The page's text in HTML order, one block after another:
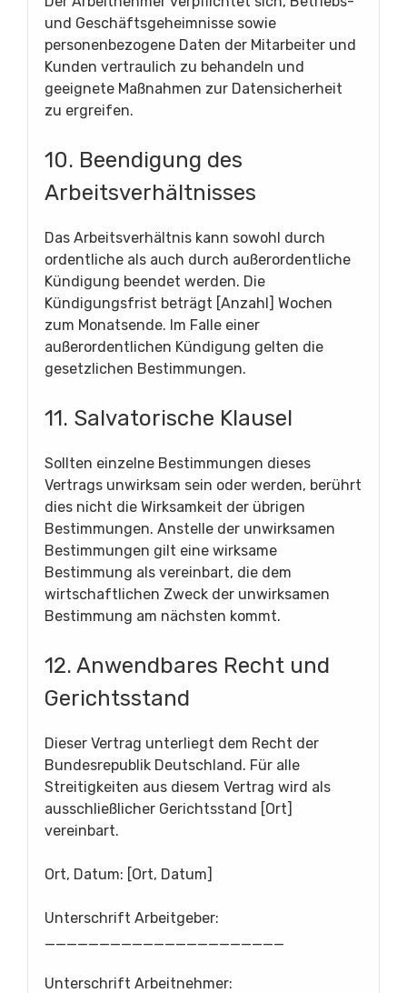
und Geschäftsgeheimnisse sowie
personenbezogene Daten der Mitarbeiter und
Kunden vertraulich zu behandeln und
geeignete Maßnahmen zur Datensicherheit
zu ergreifen.
10. Beendigung des
Arbeitsverhältnisses
Das Arbeitsverhältnis kann sowohl durch
ordentliche als auch durch außerordentliche
Kündigung beendet werden. Die
Kündigungsfrist beträgt [Anzahl] Wochen
zum Monatsende. Im Falle einer
außerordentlichen Kündigung gelten die
gesetzlichen Bestimmungen.
11. Salvatorische Klausel
Sollten einzelne Bestimmungen dieses
Vertrags unwirksam sein oder werden, berührt
dies nicht die Wirksamkeit der übrigen
Bestimmungen. Anstelle der unwirksamen
Bestimmungen gilt eine wirksame
Bestimmung als vereinbart, die dem
wirtschaftlichen Zweck der unwirksamen
Bestimmung am nächsten kommt.
12. Anwendbares Recht und
Gerichtsstand
Dieser Vertrag unterliegt dem Recht der
Bundesrepublik Deutschland. Für alle
Streitigkeiten aus diesem Vertrag wird als
ausschließlicher Gerichtsstand [Ort]
vereinbart.
Ort, Datum: [Ort, Datum]
Unterschrift Arbeitgeber:
Unterschrift Arbeitnehmer: